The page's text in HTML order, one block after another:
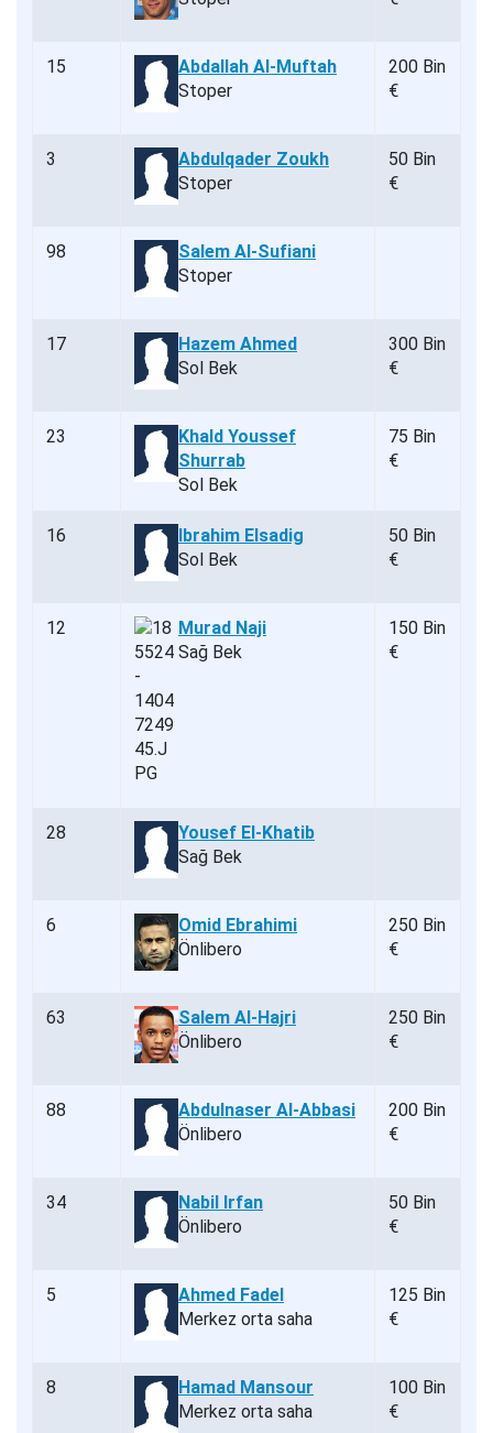
15
Abdallah Al-Muftah
Stoper
200 Bin
€
3
Abdulqader Zoukh
Stoper
50 Bin
€
98
Salem Al-Sufiani
Stoper
17
Hazem Ahmed
Sol Bek
300 Bin
€
23
Khald Youssef
Shurrab
Sol Bek
75 Bin
€
16
Ibrahim Elsadig
Sol Bek
50 Bin
€
12
Murad Naji
Sağ Bek
150 Bin
€
28
Yousef El-Khatib
Sağ Bek
6
Omid Ebrahimi
Önlibero
250 Bin
€
63
Salem Al-Hajri
Önlibero
250 Bin
€
88
Abdulnaser Al-Abbasi
Önlibero
200 Bin
€
34
Nabil Irfan
Önlibero
50 Bin
€
5
Ahmed Fadel
Merkez orta saha
125 Bin
€
8
Hamad Mansour
Merkez orta saha
100 Bin
€